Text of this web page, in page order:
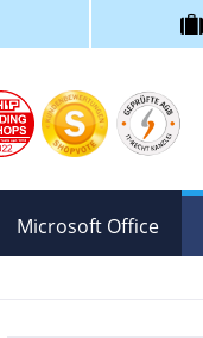
Microsoft Office